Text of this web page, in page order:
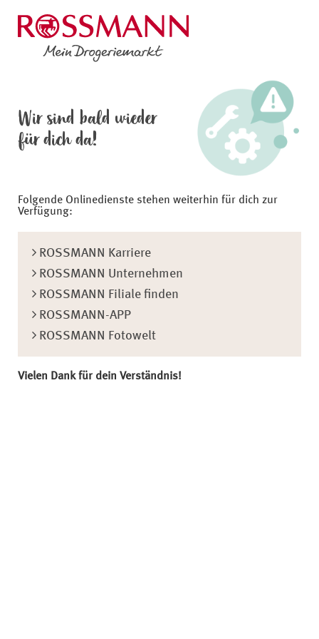
Wir sind bald wieder
für dich da!
Folgende Onlinedienste stehen weiterhin für dich zur
Verfügung:
ROSSMANN Karriere
ROSSMANN Unternehmen
ROSSMANN Filiale finden
ROSSMANN-APP
ROSSMANN Fotowelt
Vielen Dank für dein Verständnis!